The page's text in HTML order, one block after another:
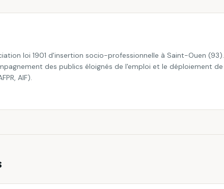
loi 1901 d'insertion socio-professionnelle à Saint-Ouen (93).
des publics éloignés de l'emploi et le déploiement de
AIF).